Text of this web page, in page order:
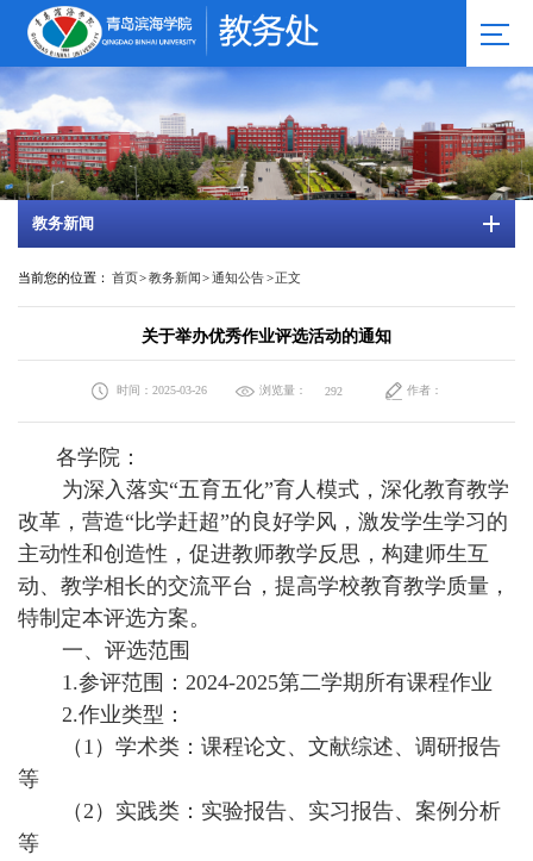
教务新闻
当前您的位置： 首页>教务新闻>通知公告>正文
关于举办优秀作业评选活动的通知
时间：2025-03-26 浏览量： 292 作者：
各学院：
为深入落实“五育五化”育人模式，深化教育教学
改革，营造“比学赶超”的良好学风，激发学生学习的
主动性和创造性，促进教师教学反思，构建师生互
动、教学相长的交流平台，提高学校教育教学质量，
特制定本评选方案。
一、评选范围
1.参评范围：2024-2025第二学期所有课程作业
2.作业类型：
（1）学术类：课程论文、文献综述、调研报告
等
（2）实践类：实验报告、实习报告、案例分析
等